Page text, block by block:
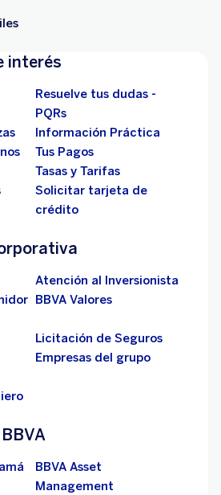
interés
Resuelve tus dudas -
PQRs
Información Práctica
Tus Pagos
Tasas y Tarifas
Solicitar tarjeta de
crédito
Atención al Inversionista
BBVA Valores
Licitación de Seguros
Empresas del grupo
BBVA Asset
Management